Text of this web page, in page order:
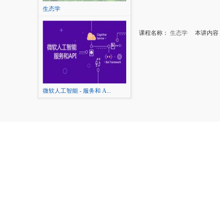
生态学
微软人工智能 - 服务和 A...
课程名称： 生态学 本讲内容